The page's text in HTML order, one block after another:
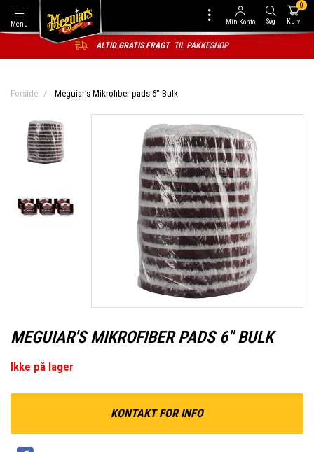
Menu Min Konto Søg Kurv
0
ALTID GRATIS FRAGT TIL PAKKESHOP
Forside Meguiar's Mikrofiber pads 6" Bulk
MEGUIAR'S MIKROFIBER PADS 6" BULK
Ikke på lager
KONTAKT FOR INFO